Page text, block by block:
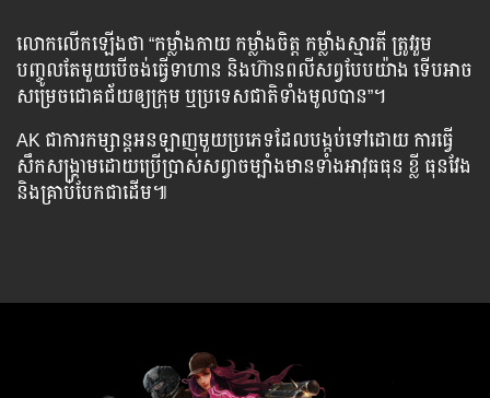
លោក​​លើក​ឡើង​ថា “កម្លាំង​កាយ​ កម្លាំង​ចិត្ត កម្លាំង​ស្មារតី ត្រូវ​រួម​
បញ្ចូល​តែ​មួយ​បើ​ចង់​ធ្វើ​ទាហាន និង​ហ៊ាន​ពលី​សព្វ​បែបយ៉ាង ទើប​អាច​
សម្រេច​ជោគជ័យ​ឲ្យ​ក្រុម ឬ​ប្រទេស​ជាតិ​ទាំង​មូល​បាន”។
AK ជា​ការ​កម្សាន្ត​អនឡាញ​មួយ​ប្រភេទ​ដែល​បង្កប់​ទៅ​ដោយ ការ​ធ្វើ​
សឹកសង្គ្រាម​ដោយ​ប្រើប្រាស់​សព្វា​ចម្បាំង​មាន​ទាំង​អាវុធ​ធុន​ ខ្លី ធុន​វែង
និង​គ្រាប់បែក​ជាដើម៕